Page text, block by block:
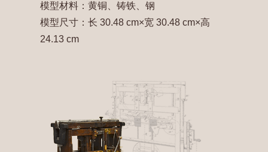
模型材料：黄铜、铸铁、钢
模型尺寸：长 30.48 cm×宽 30.48 cm×高
24.13 cm